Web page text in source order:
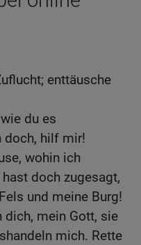
enttäusche
du es
doch, hilf mir!
wohin ich
doch zugesagt,
und meine Burg!
dich, mein Gott, sie
mich. Rette